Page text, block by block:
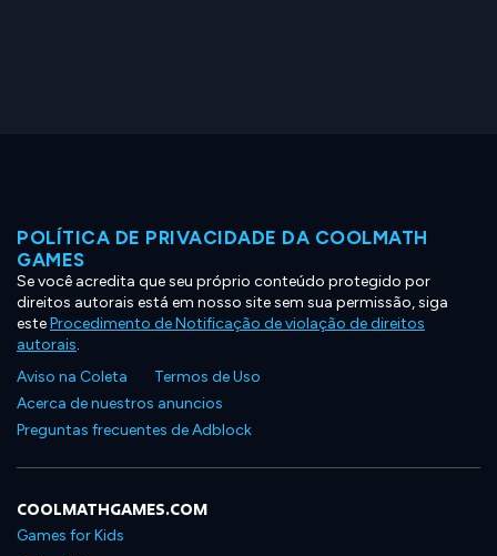
POLÍTICA DE PRIVACIDADE DA COOLMATH
GAMES
Se você acredita que seu próprio conteúdo protegido por
direitos autorais está em nosso site sem sua permissão, siga
esteProcedimento de Notificação de violação de direitos
autorais.
Aviso na Coleta
Termos de Uso
Acerca de nuestros anuncios
Preguntas frecuentes de Adblock
COOLMATHGAMES.COM
Games for Kids